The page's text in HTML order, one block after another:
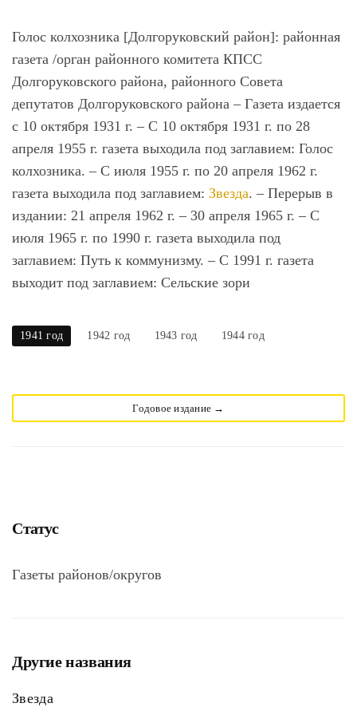
Голос колхозника [Долгоруковский район]: районная
газета /орган районного комитета КПСС
Долгоруковского района, районного Совета
депутатов Долгоруковского района – Газета издается
с 10 октября 1931 г. – С 10 октября 1931 г. по 28
апреля 1955 г. газета выходила под заглавием: Голос
колхозника. – С июля 1955 г. по 20 апреля 1962 г.
газета выходила под заглавием: Звезда. – Перерыв в
издании: 21 апреля 1962 г. – 30 апреля 1965 г. – С
июля 1965 г. по 1990 г. газета выходила под
заглавием: Путь к коммунизму. – C 1991 г. газета
выходит под заглавием: Сельские зори
1941 год 1942 год 1943 год 1944 год
Годовое издание →
Статус
Газеты районов/округов
Другие названия
Звезда